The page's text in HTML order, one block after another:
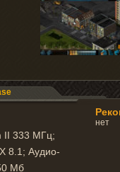
II 333 МГц;
8.1; Аудио-
Мб
нет